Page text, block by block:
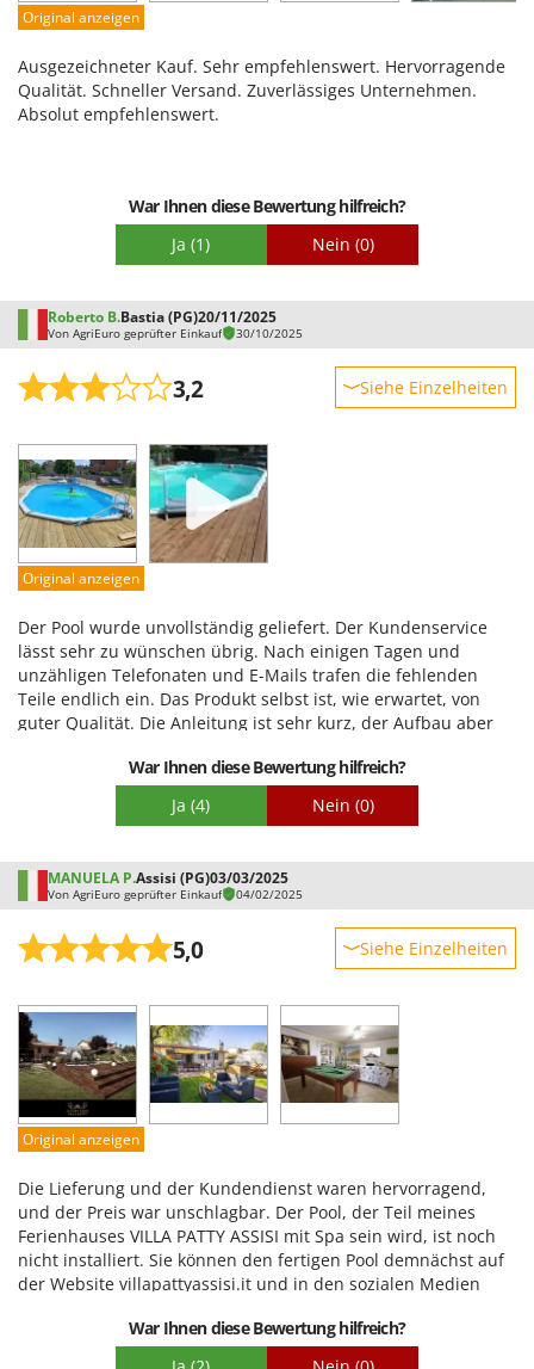
Original anzeigen
Ausgezeichneter Kauf. Sehr empfehlenswert. Hervorragende
Qualität. Schneller Versand. Zuverlässiges Unternehmen.
Absolut empfehlenswert.
War Ihnen diese Bewertung hilfreich?
Ja (1) Nein (0)
Roberto B.Bastia (PG)20/11/2025
Von AgriEuro geprüfter Einkauf 30/10/2025
3,2 Siehe Einzelheiten
Leistung
Benutzerfreundlichkeit
Qualität / Preis
Schwierigkeitsgrad Zusammenbau
Original anzeigen
Der Pool wurde unvollständig geliefert. Der Kundenservice
lässt sehr zu wünschen übrig. Nach einigen Tagen und
unzähligen Telefonaten und E-Mails trafen die fehlenden
Teile endlich ein. Das Produkt selbst ist, wie erwartet, von
guter Qualität. Die Anleitung ist sehr kurz, der Aufbau aber
War Ihnen diese Bewertung hilfreich?
Ja (4) Nein (0)
MANUELA P.Assisi (PG)03/03/2025
Von AgriEuro geprüfter Einkauf 04/02/2025
5,0 Siehe Einzelheiten
Leistung
Benutzerfreundlichkeit
Qualität / Preis
Schwierigkeitsgrad Zusammenbau
Original anzeigen
Die Lieferung und der Kundendienst waren hervorragend,
und der Preis war unschlagbar. Der Pool, der Teil meines
Ferienhauses VILLA PATTY ASSISI mit Spa sein wird, ist noch
nicht installiert. Sie können den fertigen Pool demnächst auf
der Website villapattyassisi.it und in den sozialen Medien
War Ihnen diese Bewertung hilfreich?